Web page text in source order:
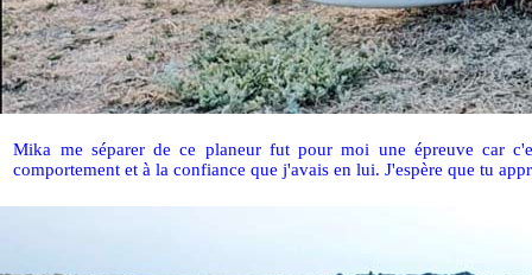
Mika me séparer de ce planeur fut pour moi une épreuve car
comportement et à la confiance que j'avais en lui. J'espère que tu